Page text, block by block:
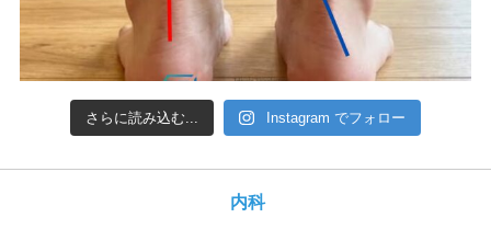
さらに読み込む... Instagram でフォロー
内科